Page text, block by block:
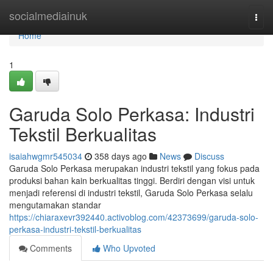
socialmediainuk
Home
Home
1
Garuda Solo Perkasa: Industri
Tekstil Berkualitas
isaiahwgmr545034 358 days ago News
Discuss
Garuda Solo Perkasa merupakan industri tekstil yang fokus pada
produksi bahan kain berkualitas tinggi. Berdiri dengan visi untuk
menjadi referensi di industri tekstil, Garuda Solo Perkasa selalu
mengutamakan standar
https://chiaraxevr392440.activoblog.com/42373699/garuda-solo-
perkasa-industri-tekstil-berkualitas
Comments
Who Upvoted